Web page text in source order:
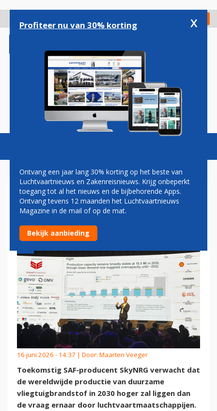
gaan
Check in
Magazine Podcasts Vacatures
'OVER VIER JAAR HEBBEN WE
TE VEEL SAF'
16 juni 2026 - 14:37 | Door: Maarten Veeger
Toekomstig SAF‑producent SkyNRG verwacht dat
de wereldwijde productie van duurzame
vliegtuigbrandstof in 2030 hoger zal liggen dan
de vraag ernaar door luchtvaartmaatschappijen.
Profiteer nu van 30% korting x
Ontvang een jaar lang 30% korting op het beste van
Luchtvaartnieuws en Zakenreisnieuws. Krijg onbeperkt
toegang tot al het nieuws en de bijbehorende Apps.
Ontvang tevens 12 maanden het Luchtvaartnieuws
Magazine in de mail of op de mat.
Bekijk aanbieding